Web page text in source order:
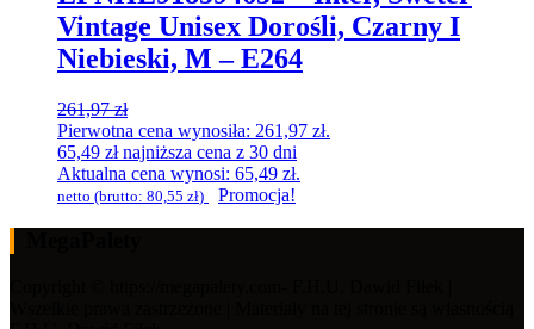
Vintage Unisex Dorośli, Czarny I
Niebieski, M – E264
261,97zł
Pierwotna cena wynosiła: 261,97 zł.
65,49 złnajniższa cena z 30 dni
Aktualna cena wynosi: 65,49 zł.
netto (brutto: 80,55 zł) Promocja!